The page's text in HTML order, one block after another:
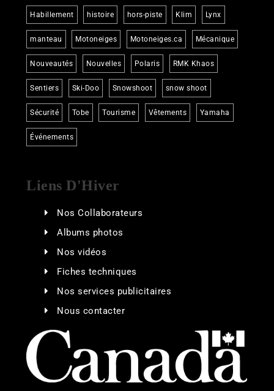
Habillement histoire hors-piste Klim Lynx
manteau Motoneiges Motoneiges.ca Mécanique
Nouveautés Nouvelles Polaris RMK Khaos
Sentiers Ski-Doo Snowshoot snow shoot
Sécurité Tobe Tourisme Vêtements Yamaha
Événements
Liens D'Hiver
Nos Collaborateurs
Albums photos
Nos vidéos
Fiches techniques
Nos services publicitaires
Nous contacter